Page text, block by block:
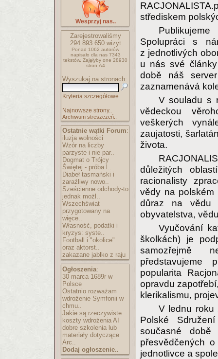
Wesprzyj nas..
Zarejestrowaliśmy
294.893.650wizyt
Ponad 1062 autorów
napisało dla nas 7343
tekstów. Zajęłyby one 28930
stron A4
Wyszukaj na stronach:
Kryteria szczegółowe
Najnowsze strony..
Archiwum streszczeń..
Ostatnie wątki Forum:
iluzja wolności
Wzór na liczby
parzyste i nie par..
Dogmat o Trójcy
Świętej - próba l..
Diabeł tasmański i
zaraźliwy nowo..
Sześcienne odchody-to
jednak możl..
Wszechświat
przygotowany na
więce..
Własność, podatki i
kryzys: syste..
Football i "okolice"
oraz aktorst..
zakazane jabłko z raju
Ogłoszenia:
30 marca 1689r w
Polsce
Ostatnio rozważam
wdrożenie Symfonii w
chmu..
Jakie są rzeczywiste
koszty wdrożenia AI
dobre szkolenia lub
materiały dotyczące
Arc..
Dodaj ogłoszenie..
střediskem
Spolupráci s
z jednotlivých
u nás své
době náš
zaznamenává
V souladu s
vědeckou
veškerých
zaujatosti,
života.
důležitých
racionalisty
vědy na polském
důraz na vědu
obyvatelstva,
Vyučování
školkách) je
samozřejmě
představujeme
popularita
opravdu
klerikalismu,
V lednu roku
Polské
současné době
přesvědčených
jednotlivce a